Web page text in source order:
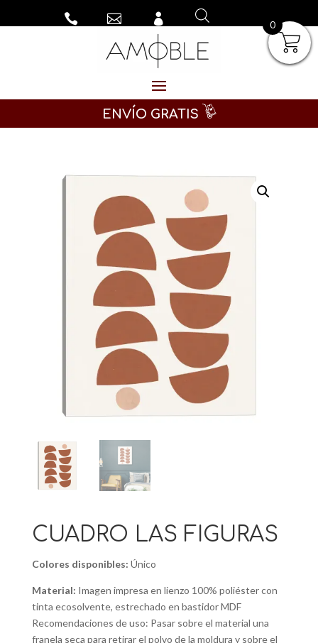
  
ENVÍO GRATIS
CUADRO LAS FIGURAS
Colores disponibles: Único
Material: Imagen impresa en lienzo 100% poliéster con
tinta ecosolvente, estrechado en bastidor MDF
Recomendaciones de uso: Pasar sobre el material una
franela seca para retirar el polvo de la moldura y sobre el
0